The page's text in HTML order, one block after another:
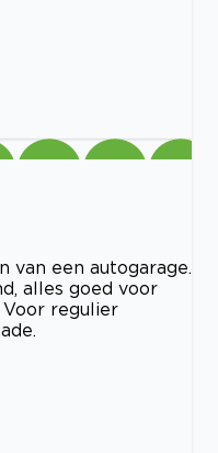
van een autogarage.
alles goed voor
regulier